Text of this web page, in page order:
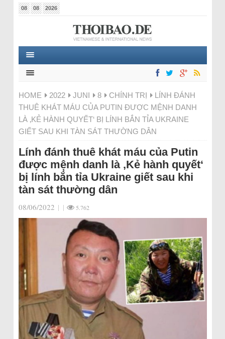
08 08 2026
HOME 2022 JUNI 8 CHÍNH TRỊ
LÍNH ĐÁNH
THUÊ KHÁT MÁU CỦA PUTIN ĐƯỢC MỆNH DANH
LÀ ‚KẺ HÀNH QUYẾT‘ BỊ LÍNH BẮN TỈA UKRAINE
GIẾT SAU KHI TÀN SÁT THƯỜNG DÂN
Lính đánh thuê khát máu của Putin
được mệnh danh là ‚Kẻ hành quyết‘
bị lính bắn tỉa Ukraine giết sau khi
tàn sát thường dân
08/06/2022 | | 5.762